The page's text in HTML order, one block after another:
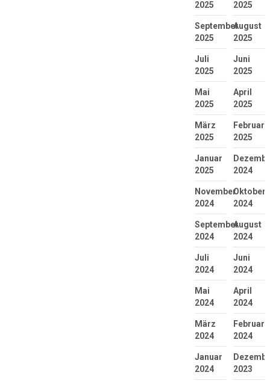
2025 2025
September
2025
August
2025
Juli
2025
Juni
2025
Mai
2025
April
2025
März
2025
Februar
2025
Januar
2025
2024
November
2024
Oktober
2024
September
2024
August
2024
Juli
2024
Juni
2024
Mai
2024
April
2024
März
2024
Februar
2024
Januar
2024
2023